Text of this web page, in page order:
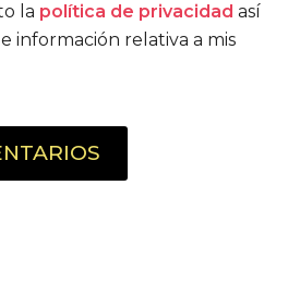
la política de privacidad así
información relativa a mis